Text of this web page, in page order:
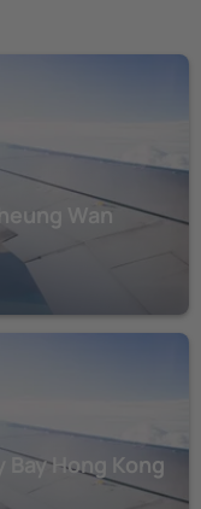
Wan
Hong Kong